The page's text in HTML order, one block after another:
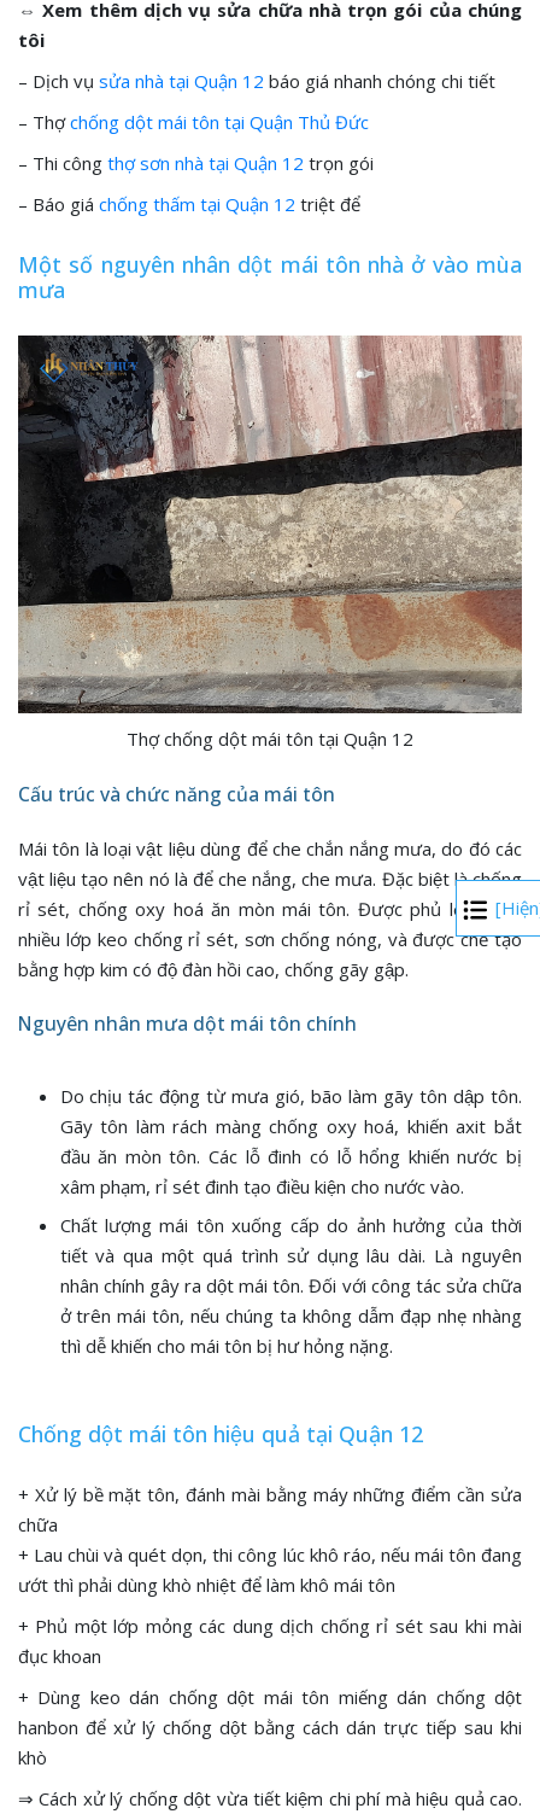
⇔ Xem thêm dịch vụ sửa chữa nhà trọn gói của chúng
tôi
– Dịch vụ sửa nhà tại Quận 12 báo giá nhanh chóng chi tiết
– Thợchống dột mái tôn tại Quận Thủ Đức
– Thi công thợ sơn nhà tại Quận 12 trọn gói
– Báo giá chống thấm tại Quận 12 triệt để
Một số nguyên nhân dột mái tôn nhà ở vào mùa
mưa
Thợ chống dột mái tôn tại Quận 12
Cấu trúc và chức năng của mái tôn
Mái tôn là loại vật liệu dùng để che chắn nắng mưa, do đó các
vật liệu tạo nên nó là để che nắng, che mưa. Đặc biệt là chống
rỉ sét, chống oxy hoá ăn mòn mái tôn. Được phủ lên bằng
nhiều lớp keo chống rỉ sét, sơn chống nóng, và được chế tạo
bằng hợp kim có độ đàn hồi cao, chống gãy gập.
Nguyên nhân mưa dột mái tôn chính
Do chịu tác động từ mưa gió, bão làm gãy tôn dập tôn.
Gãy tôn làm rách màng chống oxy hoá, khiến axit bắt
đầu ăn mòn tôn. Các lỗ đinh có lỗ hổng khiến nước bị
xâm phạm, rỉ sét đinh tạo điều kiện cho nước vào.
Chất lượng mái tôn xuống cấp do ảnh hưởng của thời
tiết và qua một quá trình sử dụng lâu dài. Là nguyên
nhân chính gây ra dột mái tôn. Đối với công tác sửa chữa
ở trên mái tôn, nếu chúng ta không dẫm đạp nhẹ nhàng
thì dễ khiến cho mái tôn bị hư hỏng nặng.
Chống dột mái tôn hiệu quả tại Quận 12
+ Xử lý bề mặt tôn, đánh mài bằng máy những điểm cần sửa
chữa
+ Lau chùi và quét dọn, thi công lúc khô ráo, nếu mái tôn đang
ướt thì phải dùng khò nhiệt để làm khô mái tôn
+ Phủ một lớp mỏng các dung dịch chống rỉ sét sau khi mài
đục khoan
+ Dùng keo dán chống dột mái tôn miếng dán chống dột
hanbon để xử lý chống dột bằng cách dán trực tiếp sau khi
khò
⇒ Cách xử lý chống dột vừa tiết kiệm chi phí mà hiệu quả cao.